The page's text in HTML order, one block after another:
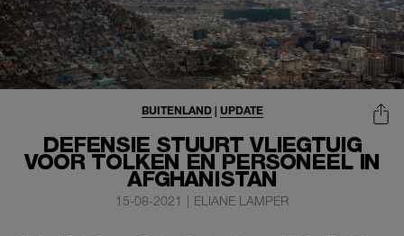
DEFENSIE STUURT VLIEGTUIG
VOOR TOLKEN EN PERSONEEL IN
AFGHANISTAN
BUITENLAND| UPDATE
15-08-2021 | ELIANE LAMPER